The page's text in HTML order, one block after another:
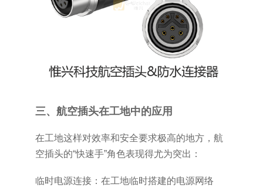
三、航空插头在工地中的应用
在工地这样对效率和安全要求极高的地方，航
空插头的“快速手”角色表现得尤为突出：
临时电源连接：在工地临时搭建的电源网络